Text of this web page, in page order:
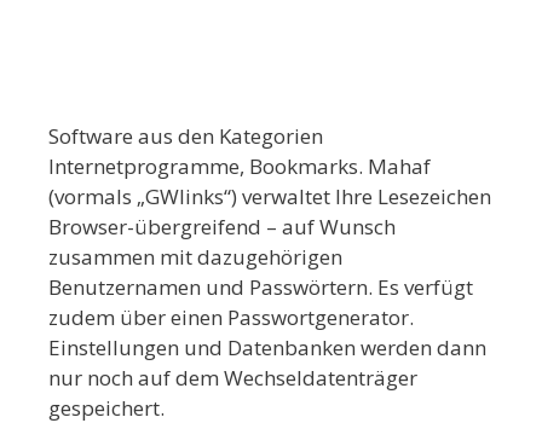
Software aus den Kategorien
Internetprogramme, Bookmarks. Mahaf
(vormals „GWlinks“) verwaltet Ihre Lesezeichen
Browser-übergreifend – auf Wunsch
zusammen mit dazugehörigen
Benutzernamen und Passwörtern. Es verfügt
zudem über einen Passwortgenerator.
Einstellungen und Datenbanken werden dann
nur noch auf dem Wechseldatenträger
gespeichert.